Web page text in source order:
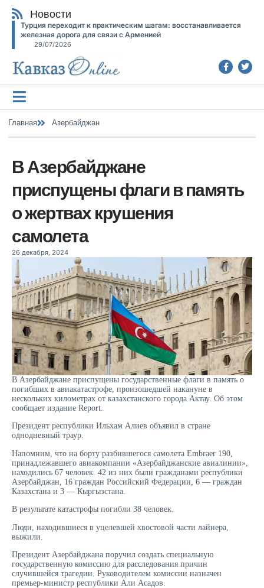
Новости
Турция переходит к практическим шагам: восстанавливается
железная дорога для связи с Арменией
29/07/2026
Главная Азербайджан
В Азербайджане
приспущены флаги в память
о жертвах крушения
самолета
26 декабря, 2024
В Азербайджане приспущены государственные флаги в память о
погибших в авиакатастрофе, произошедшей накануне в
нескольких километрах от казахстанского города Актау. Об этом
сообщает издание Report.
Президент республики Ильхам Алиев объявил в стране
однодневный траур.
Напомним, что на борту разбившегося самолета Embraer 190,
принадлежавшего авиакомпании «Азербайджанские авиалинии»,
находились 67 человек. 42 из них были гражданами республики
Азербайджан, 16 граждан Российский Федерации, 6 — граждан
Казахстана и 3 — Кыргызстана.
В результате катастрофы погибли 38 человек.
Люди, находившиеся в уцелевшей хвостовой части лайнера,
выжили.
Президент Азербайджана поручил создать специальную
государственную комиссию для расследования причин
случившейся трагедии. Руководителем комиссии назначен
премьер-министр республики Али Асадов.